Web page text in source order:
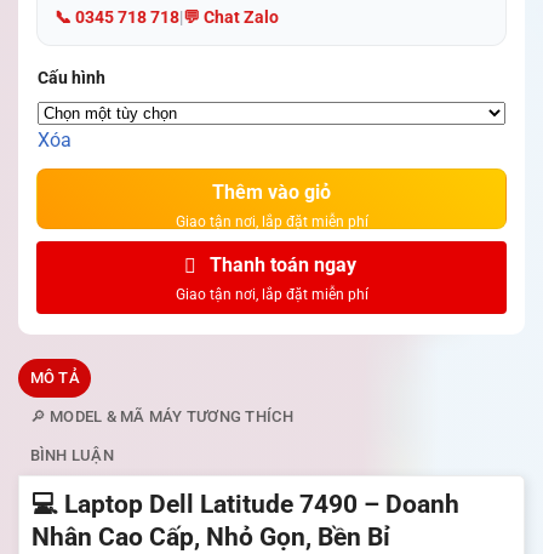
📞 0345 718 718|💬 Chat Zalo
Cấu hình
Xóa
Thêm vào giỏ
Thanh toán ngay
MÔ TẢ
🔎 MODEL & MÃ MÁY TƯƠNG THÍCH
BÌNH LUẬN
💻 Laptop Dell Latitude 7490 – Doanh
Nhân Cao Cấp, Nhỏ Gọn, Bền Bỉ